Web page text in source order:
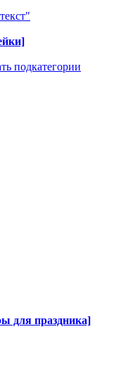
подкатегории
для праздника]